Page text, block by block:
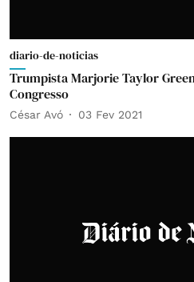
diario-de-noticias
Trumpista Marjorie Taylor
Congresso
César Avó 03 Fev 2021